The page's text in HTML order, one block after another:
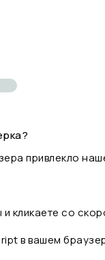
привлекло
и кликаете со
в вашем